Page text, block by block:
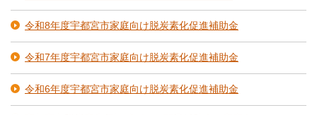
令和8年度宇都宮市家庭向け脱炭素化促進補助金
令和7年度宇都宮市家庭向け脱炭素化促進補助金
令和6年度宇都宮市家庭向け脱炭素化促進補助金